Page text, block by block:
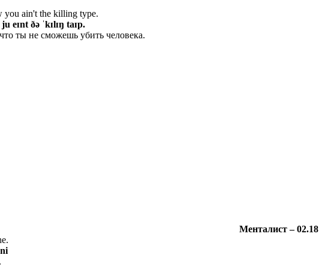
you ain't the killing type.
eɪnt ðə ˈkɪlɪŋ taɪp.
ты не сможешь убить человека.
Менталист– 02.18